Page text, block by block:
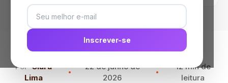
Por Clara
Lima
22 de junho de
2026
12 min de
leitura
Inscrever-se